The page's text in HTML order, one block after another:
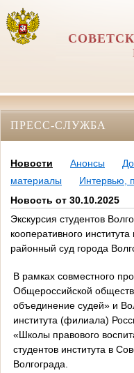
ПРЕСС-СЛУЖБА
Новости Анонсы
материалы
Интервью,
Новость от 30.10.2025
Экскурсия студентов
кооперативного института
районный суд города
В рамках совместного
Общероссийской
объединение судей» и
института (филиала)
«Школы правового
студентов института в
Волгограда.